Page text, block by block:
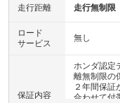
走行距離 走行無制限
ロード
サービス
無し
保証内容
ホンダ認定
離無制限の
２年間保証
合わせて付